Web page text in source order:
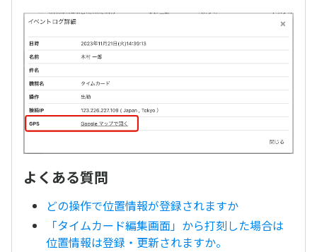
よくある質問
どの操作で位置情報が登録されますか
「タイムカード編集画面」から打刻した場合は
位置情報は登録・更新されますか。